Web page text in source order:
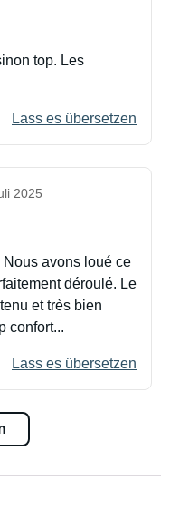
top. Les
Lass es übersetzen
2025
avons loué ce
déroulé. Le
et très bien
confort...
Lass es übersetzen